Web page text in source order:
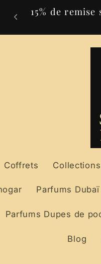
de
15% de
Coffrets
Parfums
Parfums Dupes de
Blog